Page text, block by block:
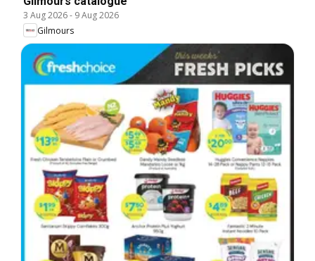
3 Aug 2026- 9 Aug 2026
Gilmours